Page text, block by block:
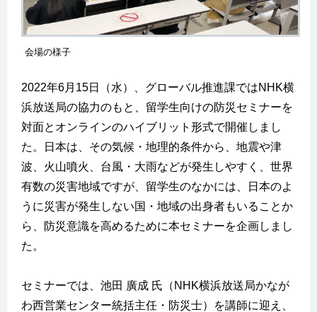
会場の様子
2022年6月15日（水）、グローバル推進課ではNHK横
浜放送局の協力のもと、留学生向けの防災セミナーを
対面とオンラインのハイブリット形式で開催しまし
た。日本は、その気候・地理的条件から、地震や津
波、火山噴火、台風・大雨などが発生しやすく、世界
有数の災害地域ですが、留学生のなかには、日本のよ
うに災害が発生しない国・地域の出身者もいることか
ら、防災意識を高めるために本セミナーを企画しまし
た。
セミナーでは、池田 廣成 氏（NHK横浜放送局かなが
わ西営業センター統括主任・防災士）を講師に迎え、